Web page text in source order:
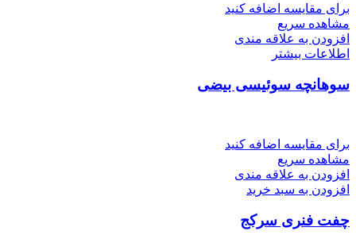
برای مقایسه اضافه کنید
مشاهده سریع
افزودن به علاقه مندی
اطلاعات بیشتر
سوهانچه سوئیسی بیضی
برای مقایسه اضافه کنید
مشاهده سریع
افزودن به علاقه مندی
افزودن به سبد خرید
چفت فنری سرکج